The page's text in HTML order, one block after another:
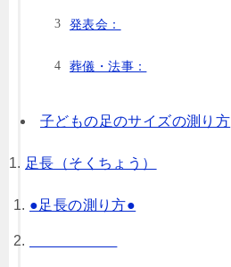
発表会：
葬儀・法事：
子どもの足のサイズの測り方
足長（そくちょう）
●足長の測り方●